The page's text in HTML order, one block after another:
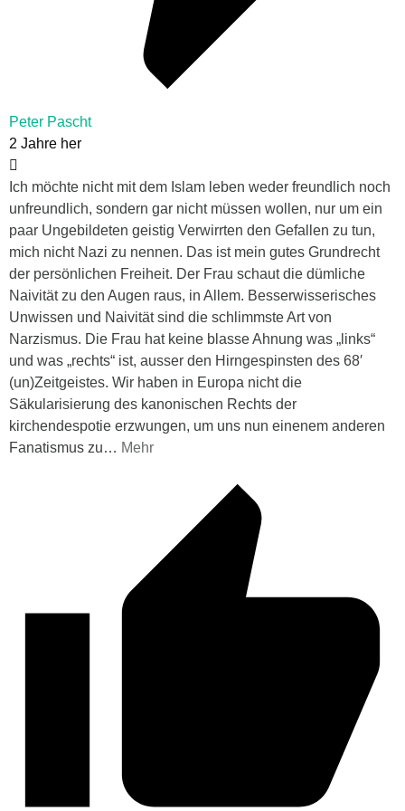
Peter Pascht
2 Jahre her
Ich möchte nicht mit dem Islam leben weder freundlich noch
unfreundlich, sondern gar nicht müssen wollen, nur um ein
paar Ungebildeten geistig Verwirrten den Gefallen zu tun,
mich nicht Nazi zu nennen. Das ist mein gutes Grundrecht
der persönlichen Freiheit. Der Frau schaut die dümliche
Naivität zu den Augen raus, in Allem. Besserwisserisches
Unwissen und Naivität sind die schlimmste Art von
Narzismus. Die Frau hat keine blasse Ahnung was „links“
und was „rechts“ ist, ausser den Hirngespinsten des 68′
(un)Zeitgeistes. Wir haben in Europa nicht die
Säkularisierung des kanonischen Rechts der
kirchendespotie erzwungen, um uns nun einenem anderen
Fanatismus zu… Mehr